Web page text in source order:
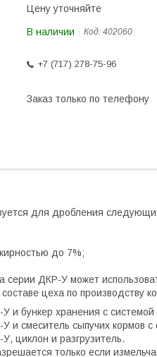
Цену уточняйте
В наличии Код: 402060
+7 (717) 278-75-96
Заказ только по телефону
для дробления
до 7%;
серии ДКР-У может
цеха по производству
и бункер хранения с системой
и смеситель сыпучих кормов с
циклон и разгрузитель.
только если